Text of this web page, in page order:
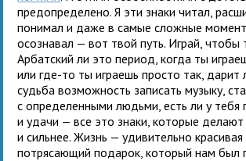
предопределено. Я эти знаки читал,
понимал и даже в самые сложные
осознавал — вот твой путь. Играй, чтобы
Арбатский ли это период, когда ты
или где-то ты играешь просто так, дарит
судьба возможность записать музыку,
с определенными людьми, есть ли у тебя
и удачи — все это знаки, которые делают
и сильнее. Жизнь — удивительно красивая
потрясающий подарок, который нам был